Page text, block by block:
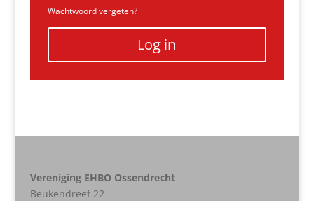
Wachtwoord vergeten?
Log in
Vereniging EHBO Ossendrecht
Beukendreef 22